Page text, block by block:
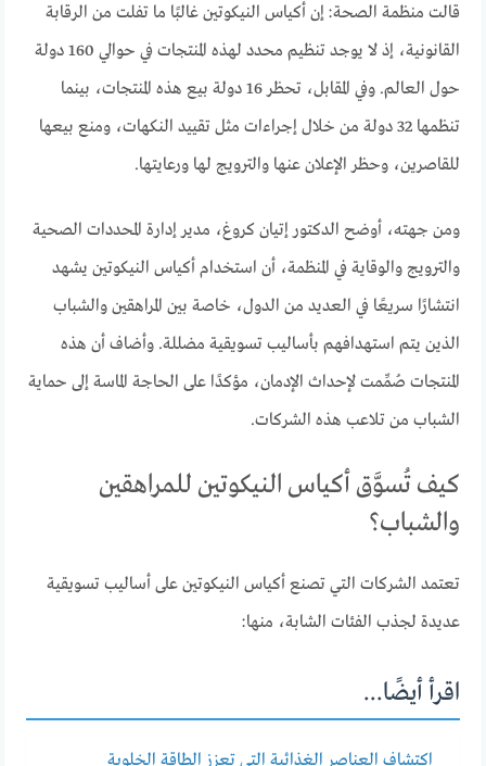
قالت منظمة الصحة: إن أكياس النيكوتين غالبًا ما تفلت من الرقابة
القانونية، إذ لا يوجد تنظيم محدد لهذه المنتجات في حوالي 160 دولة
حول العالم. وفي المقابل، تحظر 16 دولة بيع هذه المنتجات، بينما
تنظمها 32 دولة من خلال إجراءات مثل تقييد النكهات، ومنع بيعها
للقاصرين، وحظر الإعلان عنها والترويج لها ورعايتها.
ومن جهته، أوضح الدكتور إتيان كروغ، مدير إدارة المحددات الصحية
والترويج والوقاية في المنظمة، أن استخدام أكياس النيكوتين يشهد
انتشارًا سريعًا في العديد من الدول، خاصة بين المراهقين والشباب
الذين يتم استهدافهم بأساليب تسويقية مضللة. وأضاف أن هذه
المنتجات صُمِّمت لإحداث الإدمان، مؤكدًا على الحاجة الماسة إلى حماية
الشباب من تلاعب هذه الشركات.
كيف تُسوَّق أكياس النيكوتين للمراهقين
والشباب؟
تعتمد الشركات التي تصنع أكياس النيكوتين على أساليب تسويقية
عديدة لجذب الفئات الشابة، منها:
اقرأ أيضًا...
اكتشاف العناصر الغذائية التي تعزز الطاقة الخلوية